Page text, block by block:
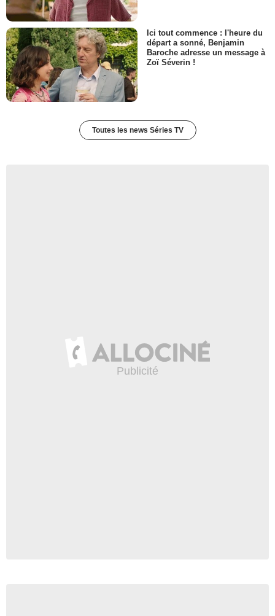
Ici tout commence : l'heure du
départ a sonné, Benjamin
Baroche adresse un message à
Zoï Séverin !
Toutes les news Séries TV